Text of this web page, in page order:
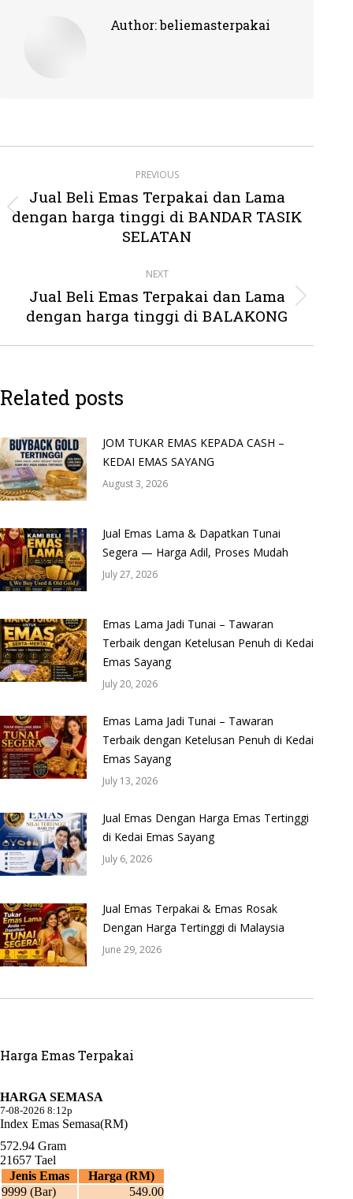
Author:beliemasterpakai
navigation
PREVIOUS
Previous
post:
Jual Beli Emas Terpakai dan Lama
dengan harga tinggi di BANDAR TASIK
SELATAN
NEXT
Next
post:
Jual Beli Emas Terpakai dan Lama
dengan harga tinggi di BALAKONG
Related posts
JOM TUKAR EMAS KEPADA CASH –
KEDAI EMAS SAYANG
August 3, 2026
Jual Emas Lama & Dapatkan Tunai
Segera — Harga Adil, Proses Mudah
July 27, 2026
Emas Lama Jadi Tunai – Tawaran
Terbaik dengan Ketelusan Penuh di Kedai
Emas Sayang
July 20, 2026
Emas Lama Jadi Tunai – Tawaran
Terbaik dengan Ketelusan Penuh di Kedai
Emas Sayang
July 13, 2026
Jual Emas Dengan Harga Emas Tertinggi
di Kedai Emas Sayang
July 6, 2026
Jual Emas Terpakai & Emas Rosak
Dengan Harga Tertinggi di Malaysia
June 29, 2026
Harga Emas Terpakai